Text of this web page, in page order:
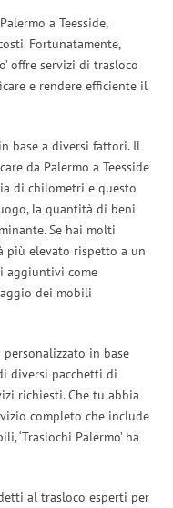
a Teesside,
Fortunatamente,
offre servizi di trasloco
e rendere efficiente il
base a diversi fattori. Il
da Palermo a Teesside
di chilometri e questo
la quantità di beni
Se hai molti
più elevato rispetto a un
aggiuntivi come
dei mobili
personalizzato in base
diversi pacchetti di
richiesti. Che tu abbia
completo che include
‘Traslochi Palermo’ ha
al trasloco esperti per